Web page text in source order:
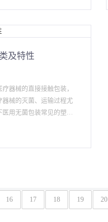
及特性
器械的直接接触包装，
器械的灭菌、运输过程尤
用无菌包装常见的塑料
16 17 18 19 20